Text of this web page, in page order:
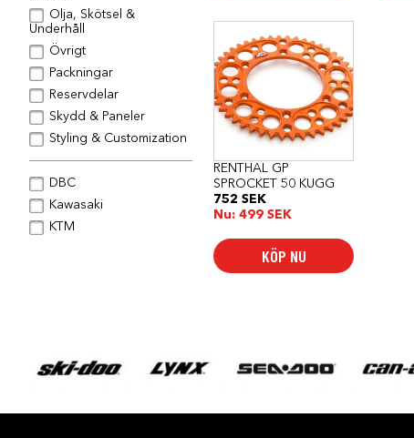
RENTHAL GP
SPROCKET 50 KUGG
752 SEK
Nu: 499 SEK
KÖP NU
Olja, Skötsel &
Underhåll
Övrigt
Packningar
Reservdelar
Skydd & Paneler
Styling & Customization
DBC
Kawasaki
KTM